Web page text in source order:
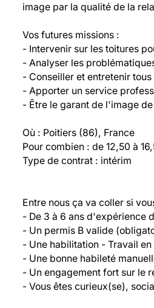
image par la qualité de la
Vos futures missions :
- Intervenir sur les toitures
- Analyser les
- Conseiller et entretenir
- Apporter un service
- Être le garant de l'image
Où : Poitiers (86), France
Pour combien : de 12,50 à
Type de contrat : intérim
Entre nous ça va coller si
- De 3 à 6 ans d'expérience
- Un permis B valide
- Une habilitation - Travail en
- Une bonne habileté
- Un engagement fort sur le
- Vous êtes curieux(se),